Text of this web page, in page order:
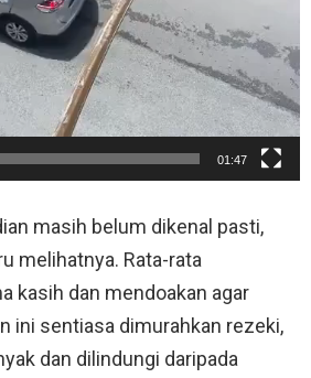
01:47
masih belum dikenal pasti,
melihatnya. Rata-rata
kasih dan mendoakan agar
ini sentiasa dimurahkan rezeki,
dan dilindungi daripada